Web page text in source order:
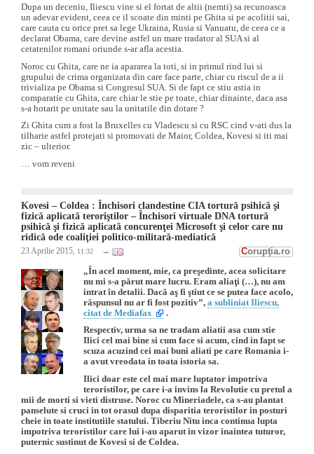
Dupa un deceniu, Iliescu vine si el fortat de altii (nemti) sa recunoasca
un adevar evident, ceea ce il scoate din minti pe Ghita si pe acolitii sai,
care cauta cu orice pret sa lege Ukraina, Rusia si Vanuatu, de ceea ce a
declarat Obama, care devine astfel un mare tradator al SUA si al
cetatenilor romani oriunde s-ar afla acestia.
Noroc cu Ghita, care ne ia apararea la toti, si in primul rind lui si
grupului de crima organizata din care face parte, chiar cu riscul de a ii
trivializa pe Obama si Congresul SUA. Si de fapt ce stiu astia in
comparatie cu Ghita, care chiar le stie pe toate, chiar dinainte, daca asa
s-a hotarit pe unitate sau la unitatile din dotare ?
Zi Ghita cum a fost la Bruxelles cu Vladescu si cu RSC cind v-ati dus la
tilharie astfel protejati si promovati de Maior, Coldea, Kovesi si iti mai
zic – ulterior.
… vom reveni
Kovesi – Coldea : Închisori clandestine CIA tortură psihică şi
fizică aplicată teroriştilor – Închisori virtuale DNA tortură
psihică şi fizică aplicată concurenţei Microsoft şi celor care nu
ridică ode coaliţiei politico-militară-mediatică
23 Aprilie 2015, 11:32 → Corupţia.ro
„În acel moment, mie, ca preşedinte, acea solicitare
nu mi s-a părut mare lucru. Eram aliaţi (…), nu am
intrat în detalii. Dacă aş fi ştiut ce se putea face acolo,
răspunsul nu ar fi fost pozitiv”, a subliniat Iliescu,
citat de Mediafax
.
Respectiv, urma sa ne tradam aliatii asa cum stie
Ilici cel mai bine si cum face si acum, cind in fapt se
scuza acuzind cei mai buni aliati pe care Romania i-
a avut vreodata in toata istoria sa.
Ilici doar este cel mai mare luptator impotriva
teroristilor, pe care i-a invins la Revolutie cu pretul a
mii de morti si vieti distruse. Noroc cu Mineriadele, ca s-au plantat
panselute si cruci in tot orasul dupa disparitia teroristilor in posturi
cheie in toate institutiile statului. Tiberiu Nitu inca continua lupta
impotriva teroristilor care lui i-au aparut in vizor inaintea tuturor,
puternic sustinut de Kovesi si de Coldea.